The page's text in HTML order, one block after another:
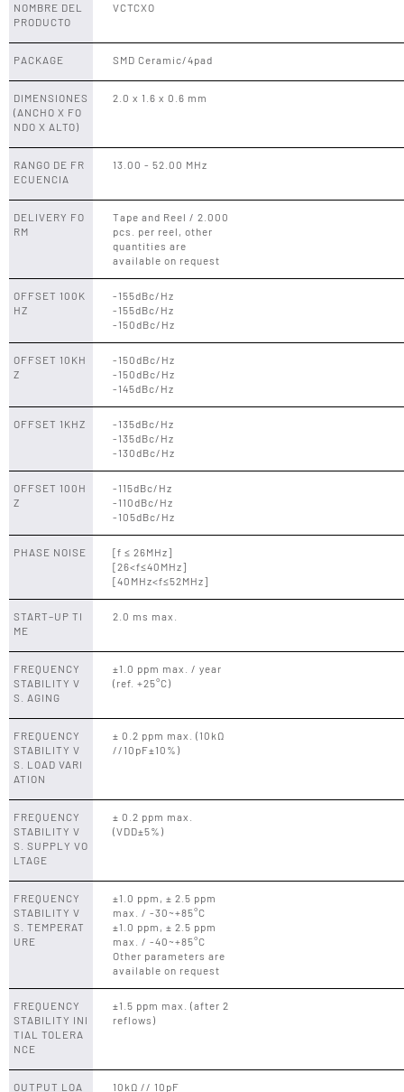
NOMBRE DEL
PRODUCTO
VCTCXO
PACKAGE SMD Ceramic/4pad
DIMENSIONES
(ANCHO X FO
NDO X ALTO)
2.0 x 1.6 x 0.6 mm
RANGO DE FR
ECUENCIA
13.00 - 52.00 MHz
DELIVERY FO
RM
Tape and Reel / 2.000
pcs. per reel, other
quantities are
available on request
OFFSET 100K
HZ
-155dBc/Hz
-155dBc/Hz
-150dBc/Hz
OFFSET 10KH
Z
-150dBc/Hz
-150dBc/Hz
-145dBc/Hz
OFFSET 1KHZ
-135dBc/Hz
-135dBc/Hz
-130dBc/Hz
OFFSET 100H
Z
-115dBc/Hz
-110dBc/Hz
-105dBc/Hz
PHASE NOISE
[f ≤ 26MHz]
[26<f≤40MHz]
[40MHz<f≤52MHz]
START–UP TI
ME
2.0 ms max.
FREQUENCY
STABILITY V
S. AGING
±1.0 ppm max. / year
(ref. +25°C)
FREQUENCY
STABILITY V
S. LOAD VARI
ATION
± 0.2 ppm max. (10kΩ
//10pF±10%)
FREQUENCY
STABILITY V
S. SUPPLY VO
LTAGE
± 0.2 ppm max.
(VDD±5%)
FREQUENCY
STABILITY V
S. TEMPERAT
URE
±1.0 ppm, ± 2.5 ppm
max. / -30~+85°C
±1.0 ppm, ± 2.5 ppm
max. / -40~+85°C
Other parameters are
available on request
FREQUENCY
STABILITY INI
TIAL TOLERA
NCE
±1.5 ppm max. (after 2
reflows)
OUTPUT LOA 10kΩ // 10pF